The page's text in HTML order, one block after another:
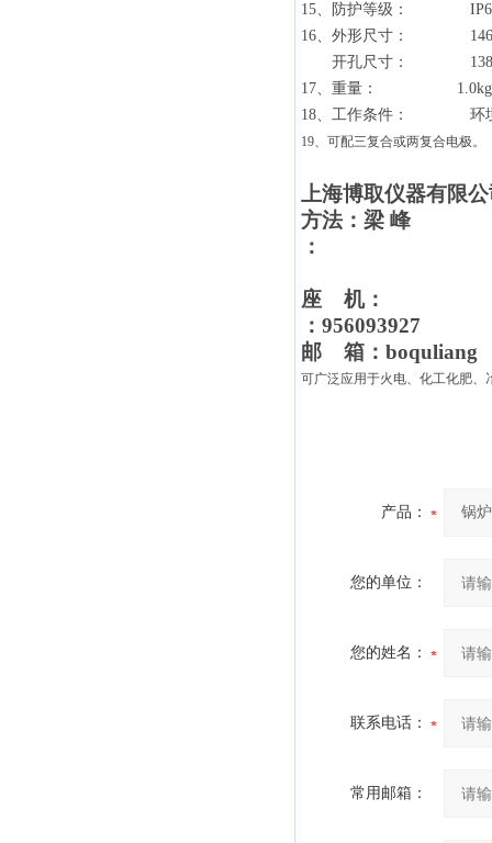
15 、防护等级：
16 、外形尺寸：
146
开孔尺寸：
138
17 、重量：
1.0kg
18 、工作条件： 环
19 、可配三复合或两复合电极。
上海博取仪器有限
方法：梁 峰
：
座
机：
： 956093927
邮
箱： boquliang
可广泛应用于火电、化工化肥、
产品：
您的单位：
您的姓名：
联系电话：
常用邮箱：